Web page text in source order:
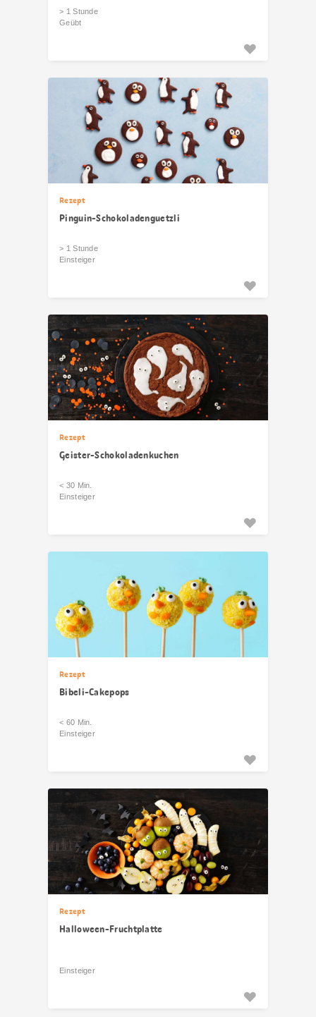
> 1 Stunde
Geübt
Rezept
Pinguin-Schokoladenguetzli
> 1 Stunde
Einsteiger
Rezept
Geister-Schokoladenkuchen
< 30 Min.
Einsteiger
Rezept
Bibeli-Cakepops
< 60 Min.
Einsteiger
Rezept
Halloween-Fruchtplatte
Einsteiger